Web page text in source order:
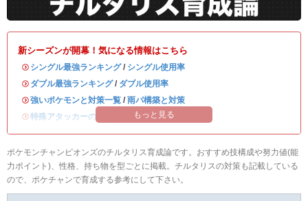
新シーズンが開幕！気になる情報はこちら
・ シングル最強ランキング/ シングル使用率
・ ダブル最強ランキング/ ダブル使用率
・強いポケモンと対策一覧 / 雨パ構築と対策
・特殊アタッカーのおすすめランキング
もっと見る
ポケモンチャンピオンズのチルタリス育成論です。おすすめ技構成や努力値(能
力ポイント)、性格、持ち物を型ごとに掲載。チルタリスの対策も記載している
ので、ポケチャンで育成する参考にして下さい。